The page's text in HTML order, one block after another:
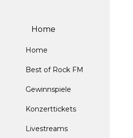
Home
Home
Best of Rock FM
Gewinnspiele
Konzerttickets
Livestreams